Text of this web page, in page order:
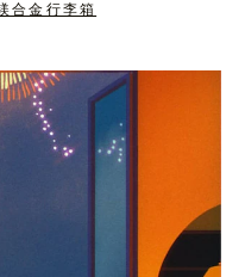
合金行李箱